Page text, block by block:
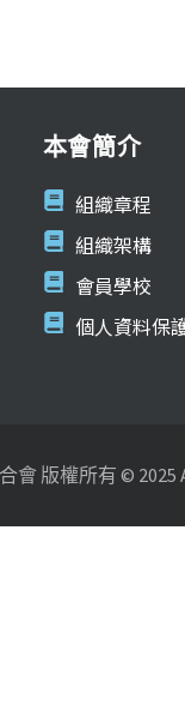
本會簡介
組織章程
組織架構
會員學校
個人資料保
會 版權所有 © 2025